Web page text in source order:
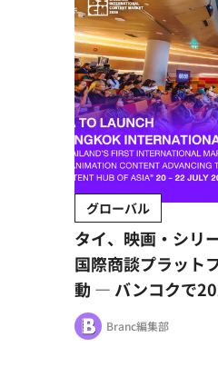
グローバル
タイ、映画・シリ
国際商談プラット
動 ― バンコクで
Branc編集部